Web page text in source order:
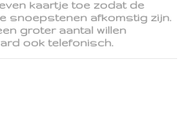
kaartje toe zodat de
snoepstenen afkomstig zijn.
groter aantal willen
ook telefonisch.